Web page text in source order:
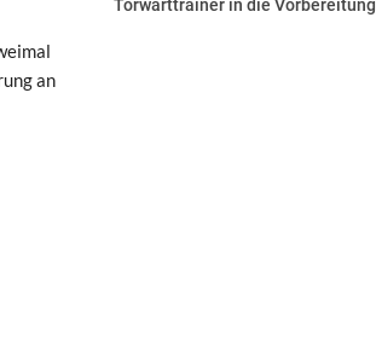
an
Torwarttrainer in die Vorbereitung